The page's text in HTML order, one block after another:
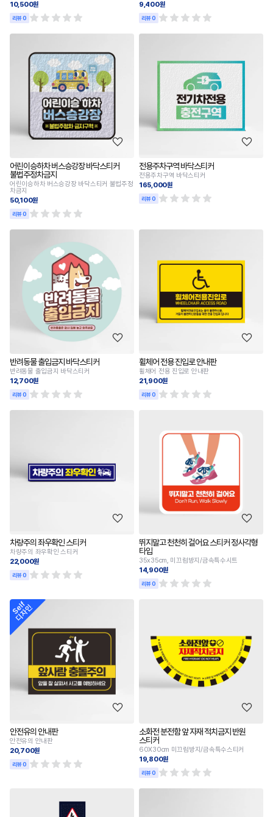
10,500원
리뷰 0
9,400원
리뷰 0
어린이승하차 버스승강장 바닥스티커
불법주정차금지
어린이승하차 버스승강장 바닥스티커 불법주정
차금지
50,100원
리뷰 0
전용주차구역 바닥스티커
전용주차구역 바닥스티커
165,000원
리뷰 0
반려동물 출입금지 바닥스티커
반려동물 출입금지 바닥스티커
12,700원
리뷰 0
휠체어 전용 진입로 안내판
휠체어 전용 진입로 안내판
21,900원
리뷰 0
차량주의 좌우확인 스티커
차량주의 좌우확인 스티커
22,000원
리뷰 0
뛰지말고 천천히 걸어요 스티커 정사각형
타입
35x35cm, 미끄럼방지/금속특수시트
14,900원
리뷰 0
안전유의 안내판
안전유의 안내판
20,700원
리뷰 0
소화전 분전함 앞 자재 적치금지 반원
스티커
60X30cm 미끄럼방지/금속특수스티커
19,800원
리뷰 0